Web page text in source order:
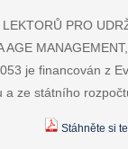
PRO
AGE
je financován z
a ze státního
Stáhněte si